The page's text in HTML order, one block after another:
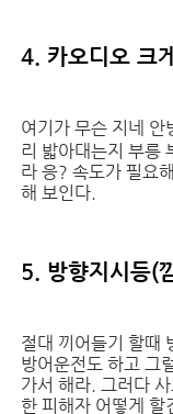
4. 카오디오 크
여기가 무슨 지네
리 밟아대는지 부릉
라 응? 속도가 필요
해 보인다.
5. 방향지시등(
절대 끼어들기 할때
방어운전도 하고 그
가서 해라. 그러다
한 피해자 어떻게